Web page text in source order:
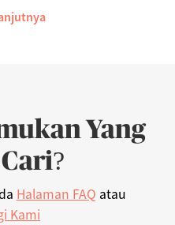
Yang
Halaman FAQ atau
Kami